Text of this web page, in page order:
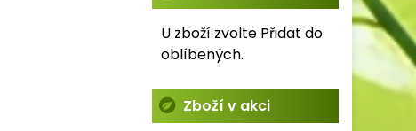
U zboží zvolte Přidat do
oblíbených.
Zboží v akci